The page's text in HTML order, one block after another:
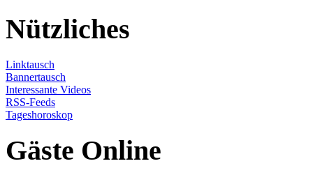
Nützliches
Linktausch
Bannertausch
Interessante Videos
RSS-Feeds
Tageshoroskop
Gäste Online